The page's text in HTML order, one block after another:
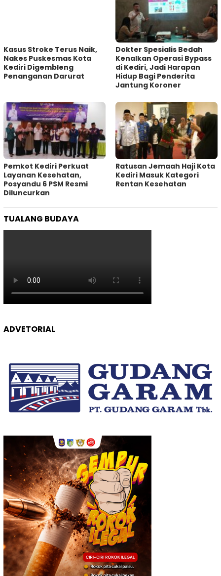
Kasus Stroke Terus Naik,
Nakes Puskesmas Kota
Kediri Digembleng
Penanganan Darurat
Dokter Spesialis Bedah
Kenalkan Operasi Bypass
di Kediri, Jadi Harapan
Hidup Bagi Penderita
Jantung Koroner
Pemkot Kediri Perkuat
Layanan Kesehatan,
Posyandu 6 PSM Resmi
Diluncurkan
‎Ratusan Jemaah Haji Kota
Kediri Masuk Kategori
Rentan Kesehatan
TUALANG BUDAYA
ADVETORIAL